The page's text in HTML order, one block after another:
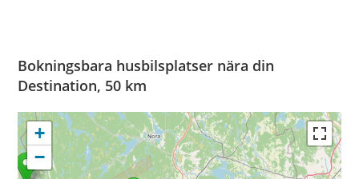
Bokningsbara husbilsplatser nära din
Destination, 50 km
+
−